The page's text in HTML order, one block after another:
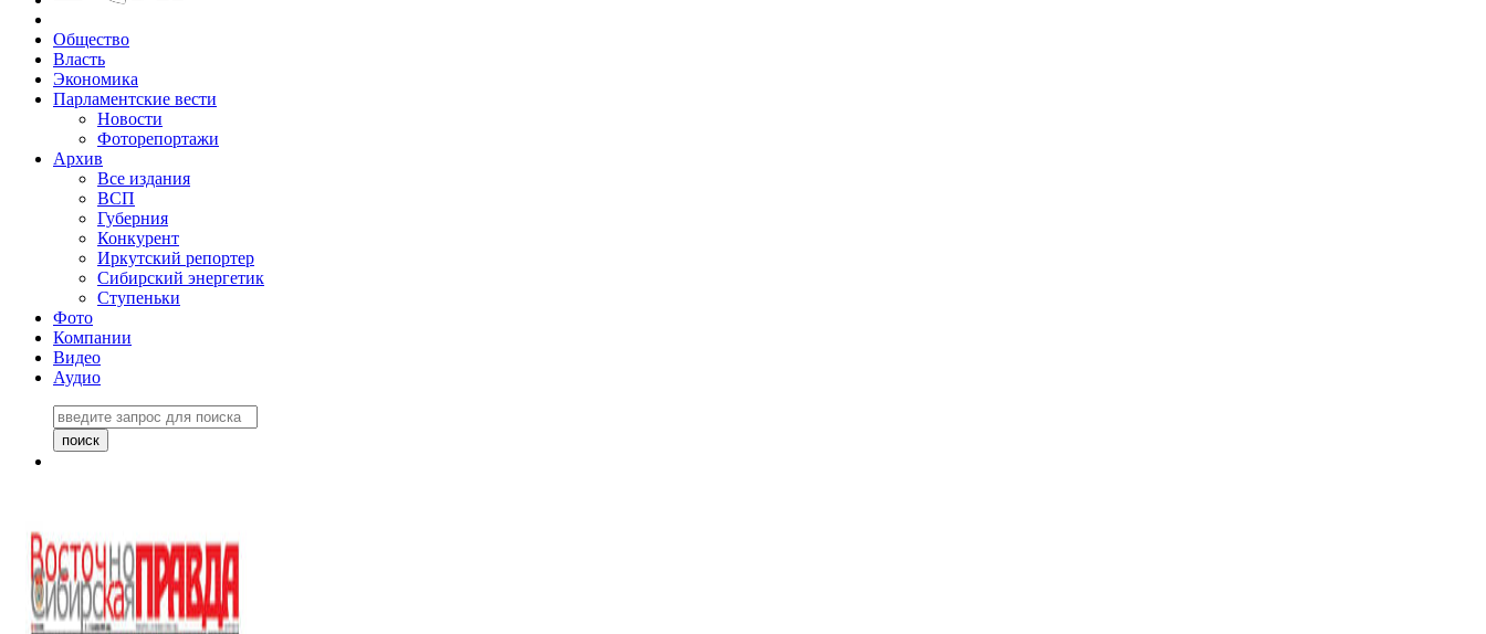
Общество
Власть
Экономика
Парламентские вести
Новости
Фоторепортажи
Архив
Все издания
ВСП
Губерния
Конкурент
Иркутский репортер
Сибирский энергетик
Ступеньки
Фото
Компании
Видео
Аудио